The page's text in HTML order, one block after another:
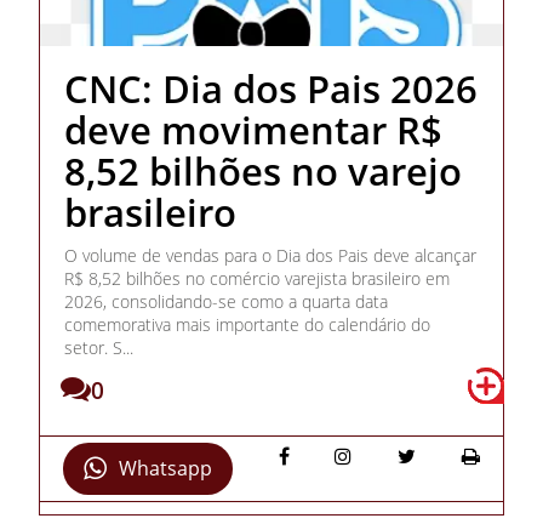
CNC: Dia dos Pais 2026
deve movimentar R$
8,52 bilhões no varejo
brasileiro
O volume de vendas para o Dia dos Pais deve alcançar
R$ 8,52 bilhões no comércio varejista brasileiro em
2026, consolidando-se como a quarta data
comemorativa mais importante do calendário do
setor. S...
0
Whatsapp